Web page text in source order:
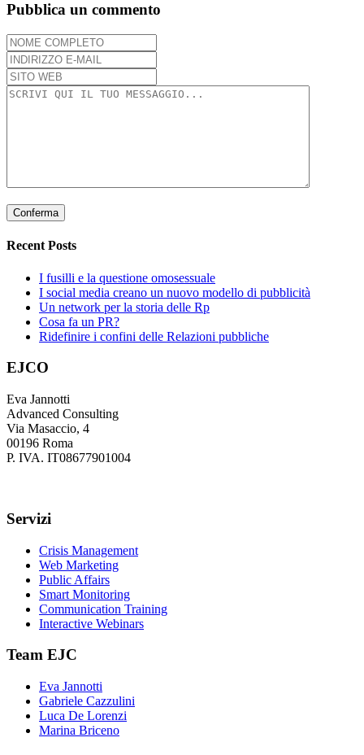
Pubblica un commento
Recent Posts
I fusilli e la questione omosessuale
I social media creano un nuovo modello di pubblicità
Un network per la storia delle Rp
Cosa fa un PR?
Ridefinire i confini delle Relazioni pubbliche
EJCO
Eva Jannotti
Advanced Consulting
Via Masaccio, 4
00196 Roma
P. IVA. IT08677901004
Servizi
Crisis Management
Web Marketing
Public Affairs
Smart Monitoring
Communication Training
Interactive Webinars
Team EJC
Eva Jannotti
Gabriele Cazzulini
Luca De Lorenzi
Marina Briceno